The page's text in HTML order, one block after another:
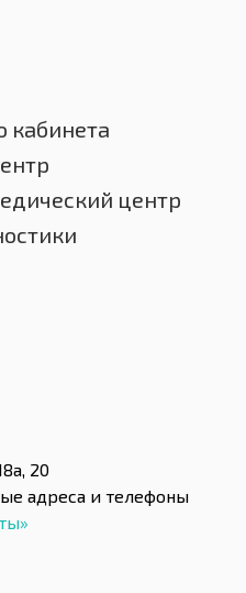
кабинета
центр
20
адреса и телефоны